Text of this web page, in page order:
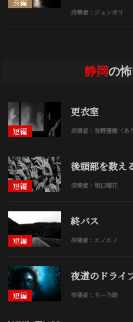
投稿者：ジョンガリ
静岡の
短編
更衣室
投稿者：有野優樹（あ
短編
後頭部を数え
投稿者：坂口瑠花
短編
終バス
投稿者：エノエノ
短編
夜道のドライ
投稿者：ちー乃助